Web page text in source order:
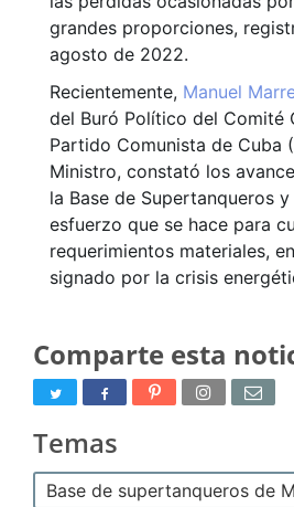
grandes proporciones,
agosto de 2022.
Recientemente, Manuel
del Buró Político del Comité
Partido Comunista de Cuba
Ministro, constató los
la Base de Supertanqueros
esfuerzo que se hace para
requerimientos materiales,
signado por la crisis
Comparte esta
Temas
Base de supertanqueros de